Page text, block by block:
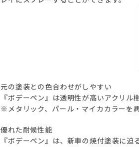
元の塗装との色合わせがしやすい
『ボデーペン』は透明性が高いアクリル
※メタリック、パール・マイカカラーを
優れた耐候性能
『ボデーペン』は、新車の焼付塗装に迫